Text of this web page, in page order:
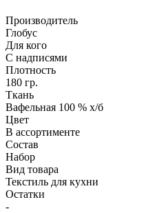
Производитель
Глобус
Для кого
С надписями
Плотность
180 гр.
Ткань
Вафельная 100 % х/б
Цвет
В ассортименте
Состав
Набор
Вид товара
Текстиль для кухни
Остатки
-